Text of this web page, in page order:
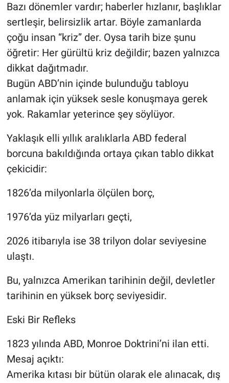
Bazı dönemler vardır; haberler hızlanır, başlıklar
sertleşir, belirsizlik artar. Böyle zamanlarda
çoğu insan “kriz” der. Oysa tarih bize şunu
öğretir: Her gürültü kriz değildir; bazen yalnızca
dikkat dağıtmadır.
Bugün ABD’nin içinde bulunduğu tabloyu
anlamak için yüksek sesle konuşmaya gerek
yok. Rakamlar yeterince şey söylüyor.
Yaklaşık elli yıllık aralıklarla ABD federal
borcuna bakıldığında ortaya çıkan tablo dikkat
çekicidir:
1826’da milyonlarla ölçülen borç,
1976’da yüz milyarları geçti,
2026 itibarıyla ise 38 trilyon dolar seviyesine
ulaştı.
Bu, yalnızca Amerikan tarihinin değil, devletler
tarihinin en yüksek borç seviyesidir.
Eski Bir Refleks
1823 yılında ABD, Monroe Doktrini’ni ilan etti.
Mesaj açıktı:
Amerika kıtası bir bütün olarak ele alınacak, dış